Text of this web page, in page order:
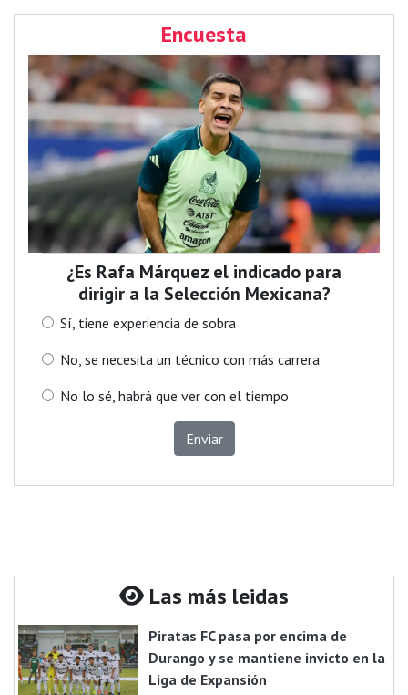
Encuesta
¿Es Rafa Márquez el indicado para
dirigir a la Selección Mexicana?
Sí, tiene experiencia de sobra
No, se necesita un técnico con más carrera
No lo sé, habrá que ver con el tiempo
Enviar
Las más leidas
Piratas FC pasa por encima de
Durango y se mantiene invicto en la
Liga de Expansión